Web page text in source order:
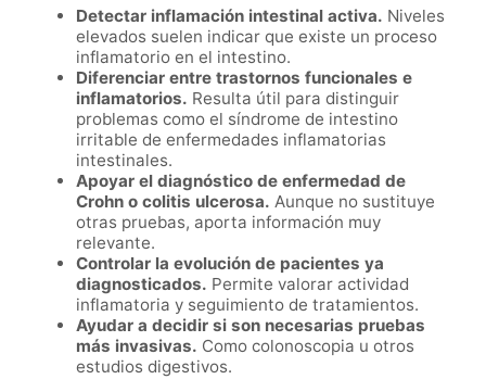
Detectar inflamación intestinal activa. Niveles
elevados suelen indicar que existe un proceso
inflamatorio en el intestino.
Diferenciar entre trastornos funcionales e
inflamatorios. Resulta útil para distinguir
problemas como el síndrome de intestino
irritable de enfermedades inflamatorias
intestinales.
Apoyar el diagnóstico de enfermedad de
Crohn o colitis ulcerosa. Aunque no sustituye
otras pruebas, aporta información muy
relevante.
Controlar la evolución de pacientes ya
diagnosticados. Permite valorar actividad
inflamatoria y seguimiento de tratamientos.
Ayudar a decidir si son necesarias pruebas
más invasivas. Como colonoscopia u otros
estudios digestivos.